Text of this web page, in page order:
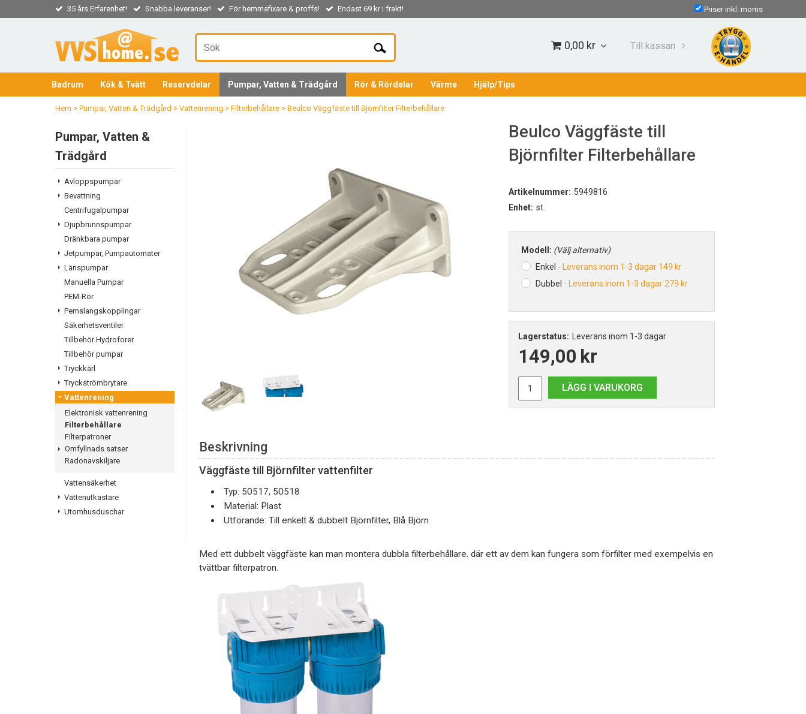
35 års Erfarenhet! Snabba leveranser! För hemmafixare & proffs! Endast 69 kr i frakt! Priser inkl. moms
0,00 kr Till kassan
Badrum Kök & Tvätt Reservdelar Pumpar, Vatten & Trädgård Rör & Rördelar Värme Hjälp/Tips
Hem > Pumpar, Vatten & Trädgård > Vattenrening > Filterbehållare > Beulco Väggfäste till Björnfilter Filterbehållare
Pumpar, Vatten &
Trädgård
Avloppspumpar
Bevattning
Centrifugalpumpar
Djupbrunnspumpar
Dränkbara pumpar
Jetpumpar, Pumpautomater
Länspumpar
Manuella Pumpar
PEM-Rör
Pemslangskopplingar
Säkerhetsventiler
Tillbehör Hydroforer
Tillbehör pumpar
Tryckkärl
Tryckströmbrytare
Vattenrening
Elektronisk vattenrening
Filterbehållare
Filterpatroner
Omfyllnads satser
Radonavskiljare
Vattensäkerhet
Vattenutkastare
Utomhusduschar
Beulco Väggfäste till
Björnfilter Filterbehållare
Artikelnummer: 5949816
Enhet: st.
Modell: Välj alternativ
Enkel
Leverans inom 1-3 dagar 149 kr
Dubbel
Leverans inom 1-3 dagar279 kr
Lagerstatus: Leverans inom 1-3 dagar
149,00 kr
LÄGG I VARUKORG
Beskrivning
Väggfäste till Björnfilter vattenfilter
Typ: 50517, 50518
Material: Plast
Utförande: Till enkelt & dubbelt Björnfilter, Blå Björn
Med ett dubbelt väggfäste kan man montera dubbla filterbehållare. där ett av dem kan fungera som förfilter med exempelvis en
tvättbar filterpatron.